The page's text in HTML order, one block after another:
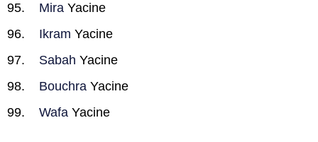
Mira Yacine
Ikram Yacine
Sabah Yacine
Bouchra Yacine
Wafa Yacine